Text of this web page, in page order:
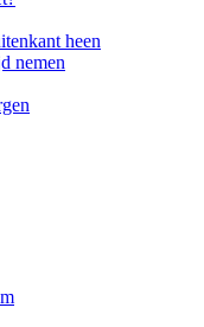
heen
nemen